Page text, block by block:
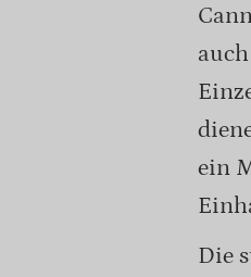
ein
Die